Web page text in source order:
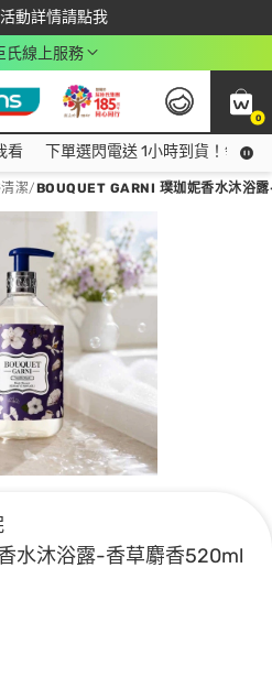
動詳情請點我
最高回饋$350
氏線上服務
0
看 下單選閃電送 1小時到貨！領神
潔/BOUQUET GARNI 璞珈妮香水沐浴
水沐浴露-香草麝香520ml